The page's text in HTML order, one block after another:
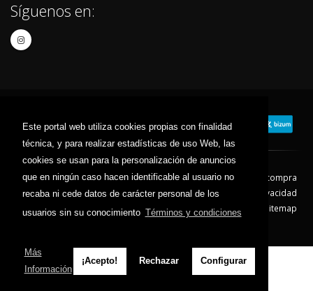
Este portal web utiliza cookies propias con finalidad
técnica, y para realizar estadísticas de uso Web, las
cookies se usan para la personalización de anuncios
que en ningún caso hacen identificable al usuario no
recaba ni cede datos de carácter personal de los
usuarios sin su conocimiento Términos y condiciones
Más
Información
¡Acepto! Rechazar Configurar
Síguenos en:
Contacto Aviso Legal
Condiciones de compra
Política de envíos
Política de devolución
Política de Privacidad
Política de Cookies
Sitemap